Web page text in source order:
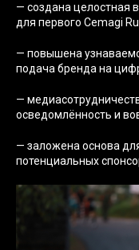
— создана целостная
для первого Cemagi
— повышена
подача бренда на
—
осведомлённость и
— заложена основа
потенциальных